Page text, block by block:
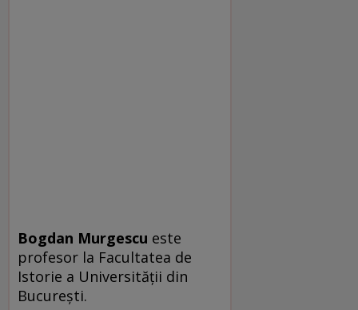
Bogdan Murgescu este
profesor la Facultatea de
Istorie a Universităţii din
Bucureşti.